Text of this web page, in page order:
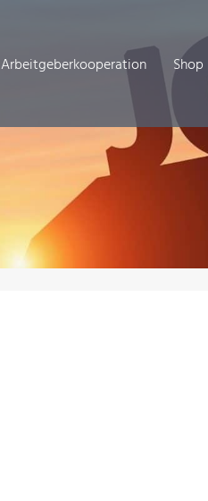
Arbeitgeberkooperation Shop